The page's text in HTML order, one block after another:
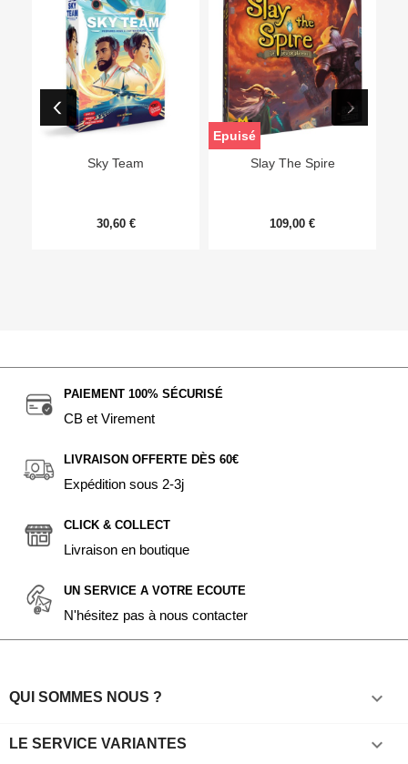
Sky Team
30,60 €
Slay The Spire
109,00 €
Epuisé
PAIEMENT 100% SÉCURISÉ
CB et Virement
LIVRAISON OFFERTE DÈS 60€
Expédition sous 2-3j
CLICK & COLLECT
Livraison en boutique
UN SERVICE A VOTRE ECOUTE
N'hésitez pas à nous contacter
QUI SOMMES NOUS ? 
LE SERVICE VARIANTES 